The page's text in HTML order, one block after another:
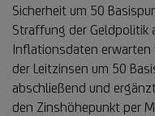
Sicherheit um 50
Straffung der Geldpolitik
Inflationsdaten erwarten
der Leitzinsen um 50
abschließend und
den Zinshöhepunkt per